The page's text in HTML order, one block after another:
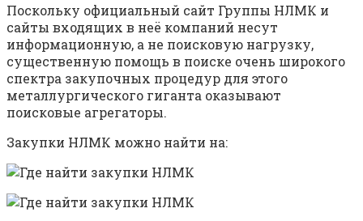
Поскольку официальный сайт Группы НЛМК и
сайты входящих в неё компаний несут
информационную, а не поисковую нагрузку,
существенную помощь в поиске очень широкого
спектра закупочных процедур для этого
металлургического гиганта оказывают
поисковые агрегаторы.
Закупки НЛМК можно найти на: